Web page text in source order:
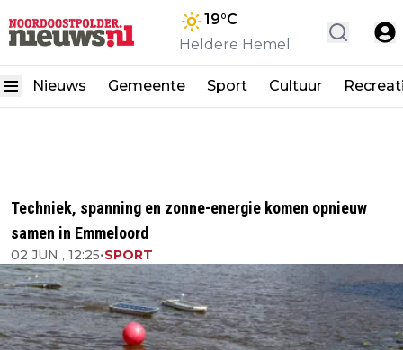
19°C
Heldere Hemel
Nieuws Gemeente Sport Cultuur
Techniek, spanning en zonne-energie komen opnieuw
samen in Emmeloord
02 JUN , 12:25•SPORT